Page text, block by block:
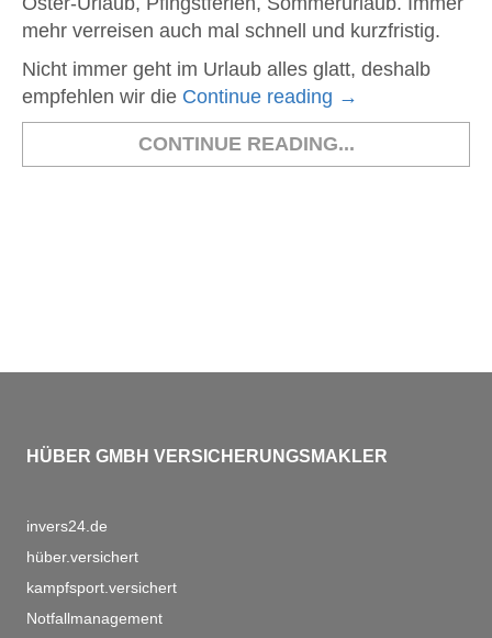
mehr verreisen auch mal schnell und kurzfristig.
Nicht immer geht im Urlaub alles glatt, deshalb
empfehlen wir die Continue reading →
CONTINUE READING...
HÜBER GMBH VERSICHERUNGSMAKLER
invers24.de
hüber.versichert
kampfsport.versichert
Notfallmanagement